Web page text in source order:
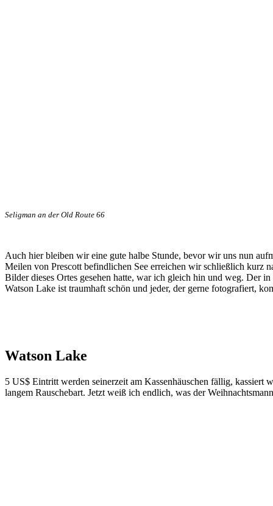
Seligman an der Old Route 66
Auch hier bleiben wir eine gute halbe Stunde, bevor wir uns nun
Meilen von Prescott befindlichen See erreichen wir schließlich kurz
Bilder dieses Ortes gesehen hatte, war ich gleich hin und weg. Der
Watson Lake ist traumhaft schön und jeder, der gerne fotografiert,
Watson Lake
5 US$ Eintritt werden seinerzeit am Kassenhäuschen fällig, kassiert
langem Rauschebart. Jetzt weiß ich endlich, was der